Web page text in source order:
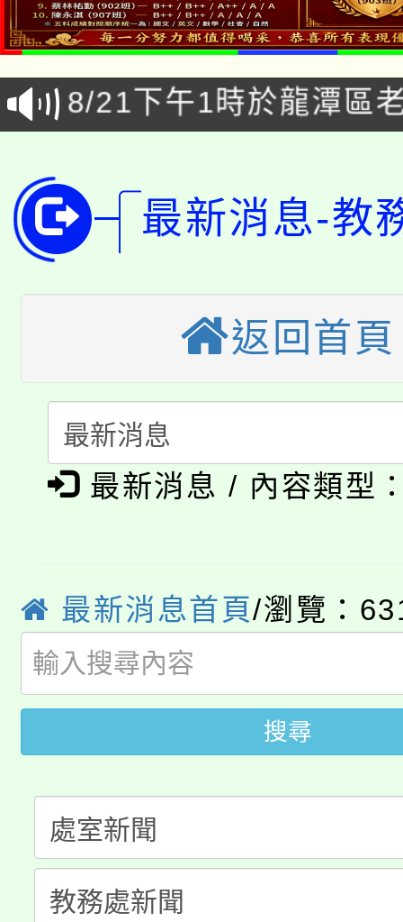
代理(課)教師甄選結果
告(尚有缺額)
「本色祭」8/29、30在
場熱烈登場!
8/21下午1時於龍潭區
徵才活動。
YOUNG桃局內行報名
局官網。
8月14至27日，桃園電
開!
115年桃園市運動會8/
視費優惠，中低收入戶
者。
大園自造教育及科技
份教師增能研習
大溪自造教育及科技
份教師研習
淨零綠生活教案入校路
會
公告本校115學年度第
代理(課)教師甄選結果
「本色祭」8/29、30在
徵才活動。
局官網。
8月14至27日，桃園電
開!
115年桃園市運動會8/
田徑場及游泳池舉行。
桃園市低收入戶享有免
半價優惠，詳情可洽有
者。
大園自造教育及科技中
份教師增能研習
大溪自造教育及科技
份教師研習
淨零綠生活教案入校路
會
最新消息-教
返回首頁
最新消息 / 內容類型
最新消息首頁/瀏覽：
搜尋